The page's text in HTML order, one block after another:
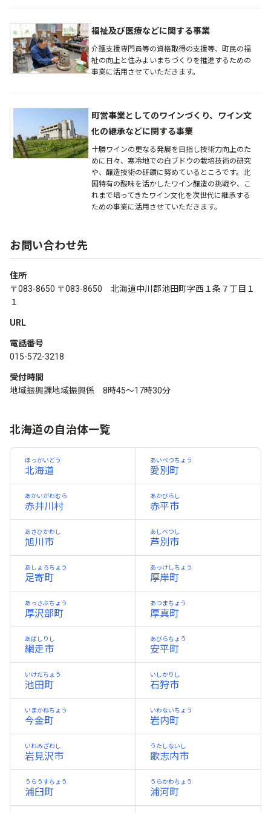
福祉及び医療などに関する事業
介護支援専門員等の資格取得の支援等、町民の福
祉の向上と住みよいまちづくりを推進するための
事業に活用させていただきます。
町営事業としてのワインづくり、ワイン文
化の継承などに関する事業
十勝ワインの更なる発展を目指し技術力向上のた
めに日々、寒冷地での白ブドウの栽培技術の研究
や、醸造技術の研鑽に努めているところです。北
国特有の酸味を活かしたワイン醸造の挑戦や、こ
れまで培ってきたワイン文化を次世代に継承する
ための事業に活用させていただきます。
お問い合わせ先
住所
〒083-8650 〒083-8650 北海道中川郡池田町字西１条７丁目１
１
URL
電話番号
015-572-3218
受付時間
地域振興課地域振興係 8時45～17時30分
北海道の自治体一覧
北海道
ほっかいどう
愛別町
あいベつちょう
赤井川村
あかいがわむら
赤平市
あかびらし
旭川市
あさひかわし
芦別市
あしべつし
足寄町
あしょろちょう
厚岸町
あっけしちょう
厚沢部町
あっさぶちょう
厚真町
あつまちょう
網走市
あばしりし
安平町
あびらちょう
池田町
いけだちょう
石狩市
いしかりし
今金町
いまかねちょう
岩内町
いわないちょう
岩見沢市
いわみざわし
歌志内市
うたしないし
浦臼町
うらうすちょう
浦河町
うらかわちょう